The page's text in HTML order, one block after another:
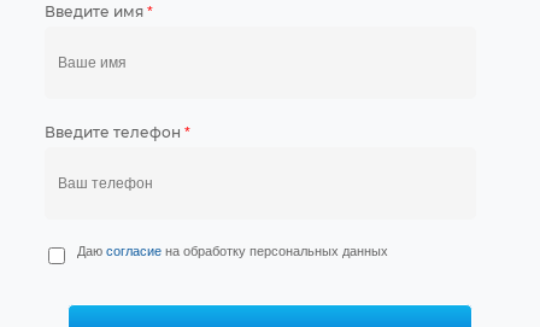
Введите имя *
Введите телефон *
П
е
Даю согласиена обработку персональных данных